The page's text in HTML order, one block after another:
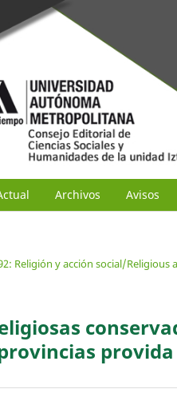
Archivos Avisos
Religión y acción social/
provida